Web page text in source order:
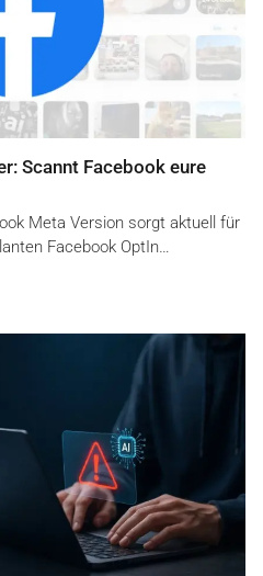
Scannt Facebook eure
Meta Version sorgt aktuell für
Facebook OptIn…